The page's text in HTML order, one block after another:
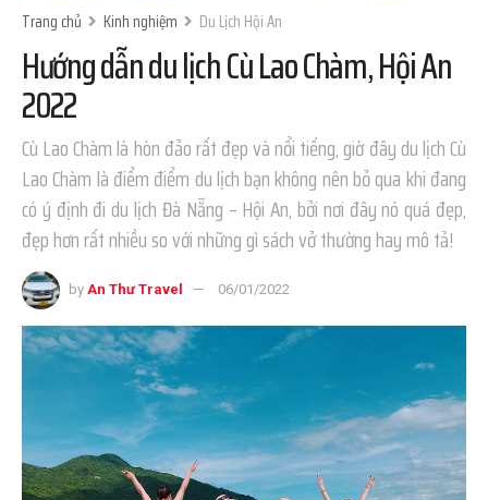
Trang chủ Kinh nghiệm Du Lịch Hội An
Hướng dẫn du lịch Cù Lao Chàm, Hội An
2022
Cù Lao Chàm là hòn đảo rất đẹp và nổi tiếng, giờ đây du lịch Cù
Lao Chàm là điểm điểm du lịch bạn không nên bỏ qua khi đang
có ý định đi du lịch Đà Nẵng – Hội An, bởi nơi đây nó quá đẹp,
đẹp hơn rất nhiều so với những gì sách vở thường hay mô tả!
by An Thư Travel 06/01/2022